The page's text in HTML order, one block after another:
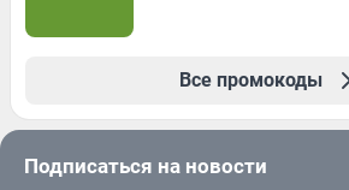
Все промокоды
Подписаться на новости